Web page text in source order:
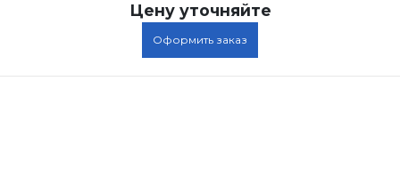
Цену уточняйте
Оформить заказ